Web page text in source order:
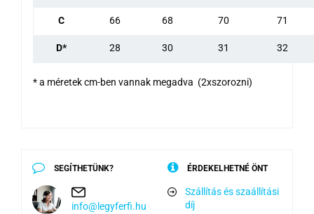
C 66 68 70 71
D* 28 30 31 32
* a méretek cm-ben vannak megadva (2xszorozni)
SEGÍTHETÜNK?
info@legyferfi.hu
ÉRDEKELHETNÉ ÖNT
Szállítás és szaállítási
díj